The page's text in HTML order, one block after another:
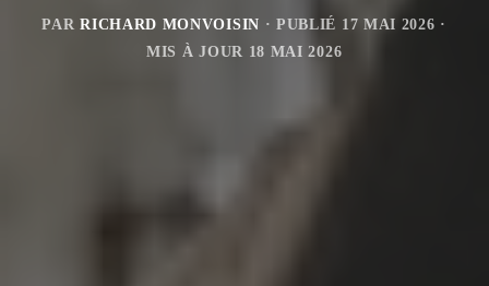
PARRICHARD MONVOISIN · PUBLIÉ 17 MAI 2026 ·
MIS À JOUR 18 MAI 2026